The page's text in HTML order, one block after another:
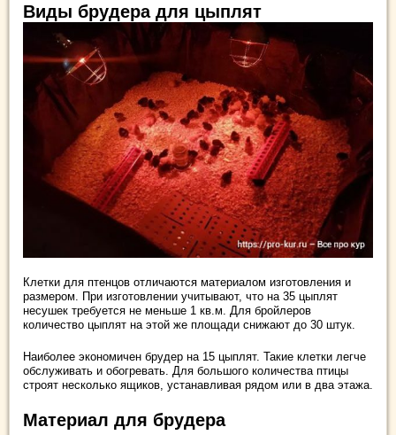
Виды брудера для цыплят
Клетки для птенцов отличаются материалом изготовления и
размером. При изготовлении учитывают, что на 35 цыплят
несушек требуется не меньше 1 кв.м. Для бройлеров
количество цыплят на этой же площади снижают до 30 штук.
Наиболее экономичен брудер на 15 цыплят. Такие клетки легче
обслуживать и обогревать. Для большого количества птицы
строят несколько ящиков, устанавливая рядом или в два этажа.
Материал для брудера